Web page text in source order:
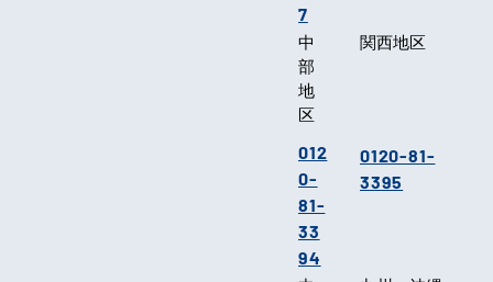
7
中
部
地
区
012
0-
81-
33
94
関西地区
0120-81-
3395